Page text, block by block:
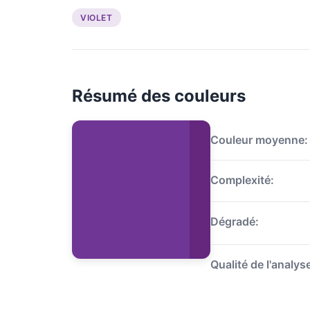
VIOLET
Résumé des couleurs
Couleur moyenne:
Complexité:
Dégradé:
Qualité de